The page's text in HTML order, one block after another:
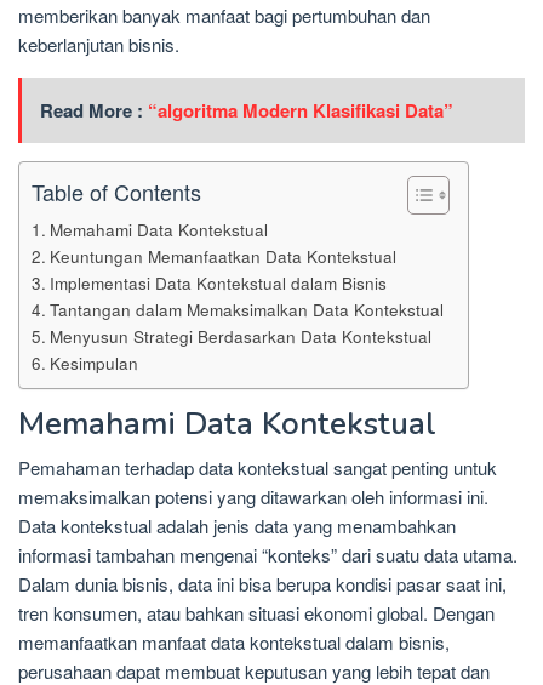
memberikan banyak manfaat bagi pertumbuhan dan
keberlanjutan bisnis.
Read More : “algoritma Modern Klasifikasi Data”
Table of Contents
Memahami Data Kontekstual
Keuntungan Memanfaatkan Data Kontekstual
Implementasi Data Kontekstual dalam Bisnis
Tantangan dalam Memaksimalkan Data Kontekstual
Menyusun Strategi Berdasarkan Data Kontekstual
Kesimpulan
Memahami Data Kontekstual
Pemahaman terhadap data kontekstual sangat penting untuk
memaksimalkan potensi yang ditawarkan oleh informasi ini.
Data kontekstual adalah jenis data yang menambahkan
informasi tambahan mengenai “konteks” dari suatu data utama.
Dalam dunia bisnis, data ini bisa berupa kondisi pasar saat ini,
tren konsumen, atau bahkan situasi ekonomi global. Dengan
memanfaatkan manfaat data kontekstual dalam bisnis,
perusahaan dapat membuat keputusan yang lebih tepat dan